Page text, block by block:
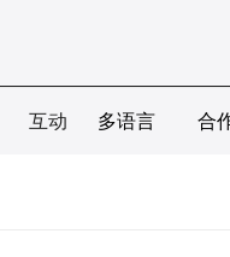
互动 多语言 合